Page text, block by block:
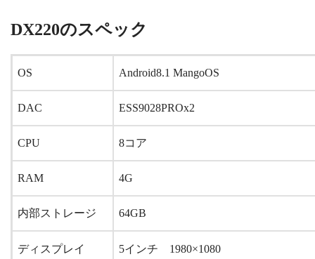
DX220のスペック
OS Android8.1 MangoOS
DAC ESS9028PROx2
CPU 8コア
RAM 4G
内部ストレージ 64GB
ディスプレイ 5インチ 1980×1080